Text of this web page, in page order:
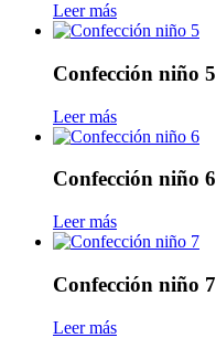
Leer más
Confección niño 5
Leer más
Confección niño 6
Leer más
Confección niño 7
Leer más